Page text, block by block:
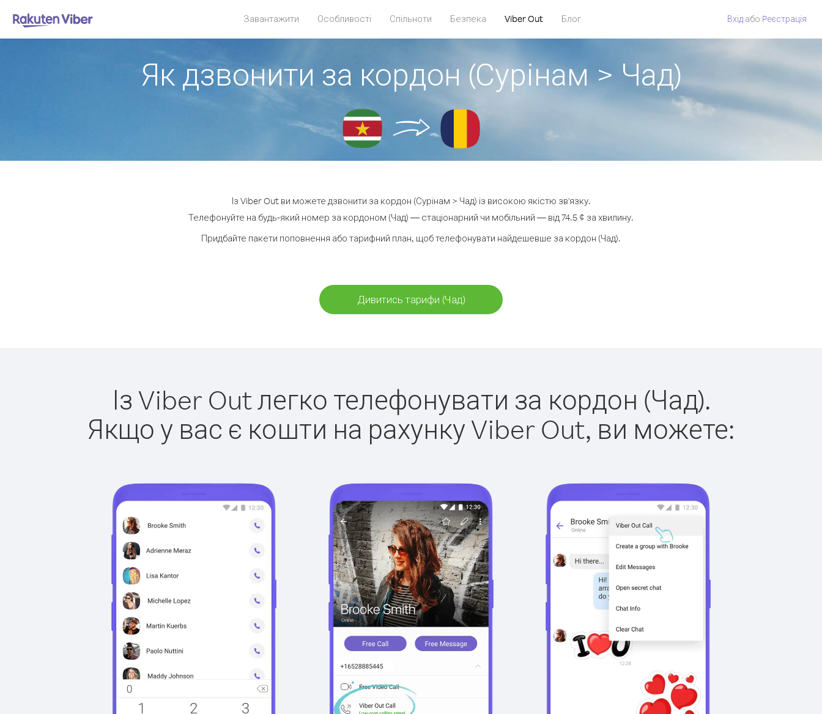
Завантажити Особливості Спільноти Безпека Viber Out Блог Вхід або Pеєстрація
Як дзвонити за кордон (Сурінам > Чад)
Із Viber Out ви можете дзвонити за кордон (Сурінам > Чад) із високою якістю зв'язку.
Телефонуйте на будь-який номер за кордоном (Чад) — стаціонарний чи мобільний — від 74.5 ¢ за хвилину.
Придбайте пакети поповнення або тарифний план, щоб телефонувати найдешевше за кордон (Чад).
Дивитись тарифи (Чад)
Із Viber Out легко телефонувати за кордон (Чад).
Якщо у вас є кошти на рахунку Viber Out, ви можете: